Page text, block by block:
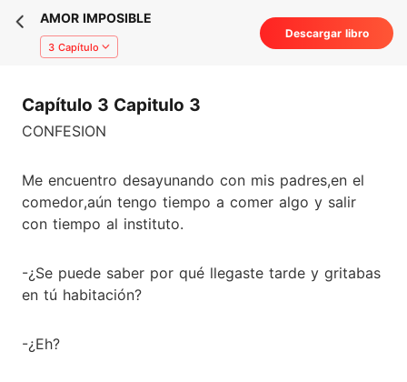
AMOR IMPOSIBLE
3 Capítulo
Descargar libro
Capítulo 3 Capitulo 3
CONFESION
Me encuentro desayunando con mis padres,en el
comedor,aún tengo tiempo a comer algo y salir
con tiempo al instituto.
-¿Se puede saber por qué llegaste tarde y gritabas
en tú habitación?
-¿Eh?